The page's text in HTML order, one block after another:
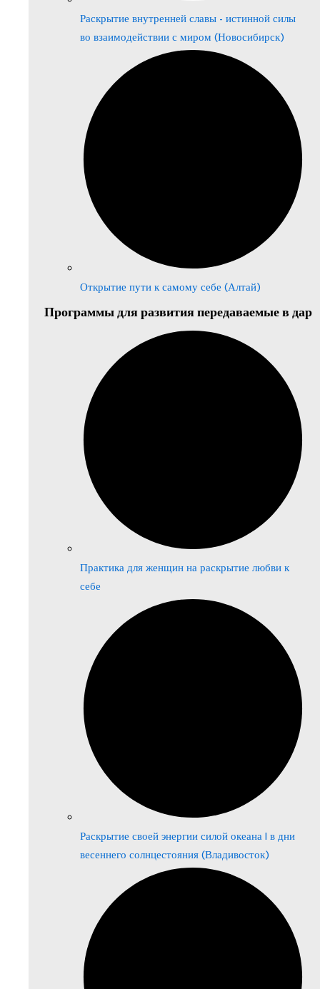
Раскрытие внутренней славы - истинной силы
во взаимодействии с миром (Новосибирск)
Открытие пути к самому себе (Алтай)
Программы для развития передаваемые в дар
Практика для женщин на раскрытие любви к
себе
Раскрытие своей энергии силой океана | в дни
весеннего солнцестояния (Владивосток)